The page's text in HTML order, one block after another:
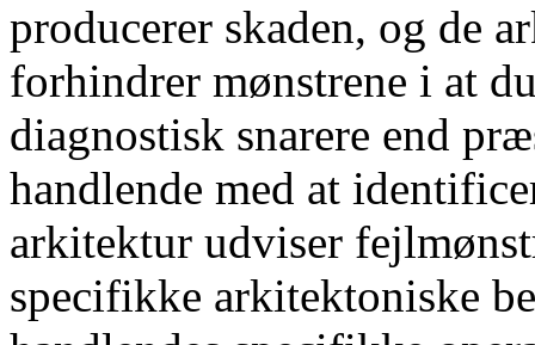
producerer skaden, og de
forhindrer mønstrene i at
diagnostisk snarere end
handlende med at
arkitektur udviser
specifikke arkitektoniske